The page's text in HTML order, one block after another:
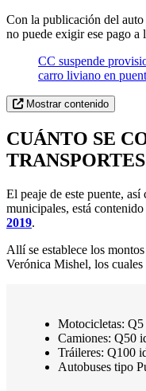
Con la publicación del
no puede exigir ese pago
CC suspende
carro liviano en
Mostrar contenido
CUÁNTO SE
TRANSPORTES
El peaje de este puente,
municipales, está contenido
2019.
Allí se establece los
Verónica Mishel, los cuales
Motocicletas:
Camiones: Q50
Tráileres: Q100
Autobuses tipo